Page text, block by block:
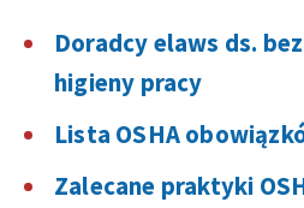
Doradcy elaws ds.
higieny pracy
Lista OSHA
Zalecane praktyki